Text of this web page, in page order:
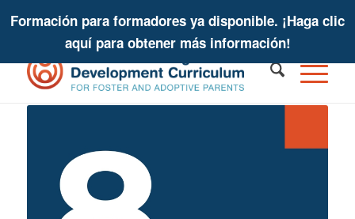
Formación para formadores ya disponible. ¡Haga clic
aquí para obtener más información!